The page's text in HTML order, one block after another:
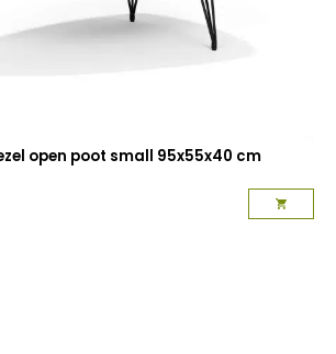
open poot small 95x55x40 cm